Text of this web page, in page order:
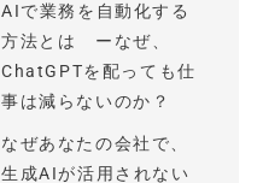
AIで業務を自動化する
方法とは ーなぜ、
ChatGPTを配っても仕
事は減らないのか？
なぜあなたの会社で、
生成AIが活用されない